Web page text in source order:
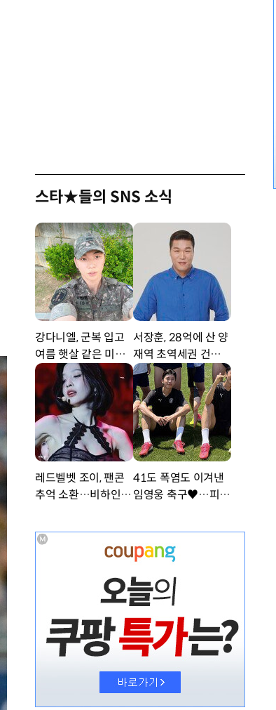
스타★들의 SNS 소식
강다니엘, 군복 입고
여름 햇살 같은 미소
‘잘생겼어’ [DA★]
서장훈, 28억에 산 양
재역 초역세권 건물 4
50억에 내놨다
레드벨벳 조이, 팬콘
추억 소환…비하인드
41도 폭염도 이겨낸
임영웅 축구♥…피지